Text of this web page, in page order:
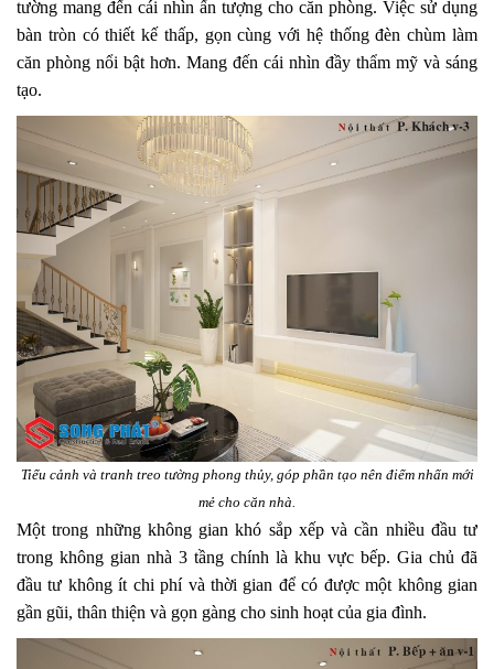
tường mang đến cái nhìn ấn tượng cho căn phòng. Việc sử dụng
bàn tròn có thiết kế thấp, gọn cùng với hệ thống đèn chùm làm
căn phòng nổi bật hơn. Mang đến cái nhìn đầy thẩm mỹ và sáng
tạo.
Tiểu cảnh và tranh treo tường phong thủy, góp phần tạo nên điểm nhấn mới
mẻ cho căn nhà.
Một trong những không gian khó sắp xếp và cần nhiều đầu tư
trong không gian nhà 3 tầng chính là khu vực bếp. Gia chủ đã
đầu tư không ít chi phí và thời gian để có được một không gian
gần gũi, thân thiện và gọn gàng cho sinh hoạt của gia đình.